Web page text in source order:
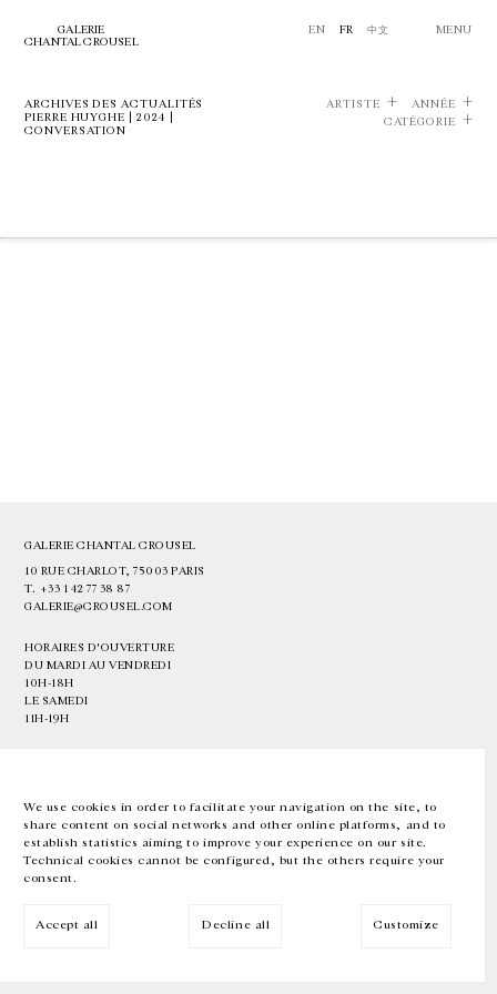
We use cookies in order to facilitate your navigation on the site, to
share content on social networks and other online platforms, and to
establish statistics aiming to improve your experience on our site.
Technical cookies cannot be configured, but the others require your
consent.
Accept all Decline all Customize
GALERIE
CHANTAL CROUSEL
EN FR 中文 MENU
ARCHIVES DES ACTUALITÉS
PIERRE HUYGHE | 2024 |
CONVERSATION
ARTISTE
ANNÉE
CATÉGORIE
GALERIE CHANTAL CROUSEL
10 RUE CHARLOT, 75003 PARIS
T. +33 1 42 77 38 87
GALERIE@CROUSEL.COM
HORAIRES D'OUVERTURE
DU MARDI AU VENDREDI
10H-18H
LE SAMEDI
11H-19H
EN FR 中文 Facebook Instagram
Inscrivez-vous à notre newsletter